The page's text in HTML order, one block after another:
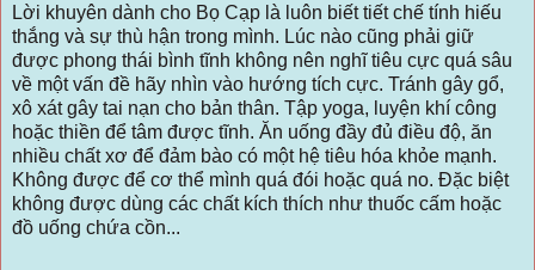
Lời khuyên dành cho Bọ Cạp là luôn biết tiết chế tính hiếu
thắng và sự thù hận trong mình. Lúc nào cũng phải giữ
được phong thái bình tĩnh không nên nghĩ tiêu cực quá sâu
về một vấn đề hãy nhìn vào hướng tích cực. Tránh gây gổ,
xô xát gây tai nạn cho bản thân. Tập yoga, luyện khí công
hoặc thiền để tâm được tĩnh. Ăn uống đầy đủ điều độ, ăn
nhiều chất xơ để đảm bào có một hệ tiêu hóa khỏe mạnh.
Không được để cơ thể mình quá đói hoặc quá no. Đặc biệt
không được dùng các chất kích thích như thuốc cấm hoặc
đồ uống chứa cồn...